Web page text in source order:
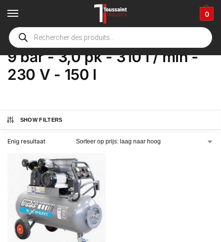
0
Home Winkel / Product Opties /
9 bar - 3,0 pk - 310 l / min -
230 V - 150 l
SHOW FILTERS
Enig resultaat